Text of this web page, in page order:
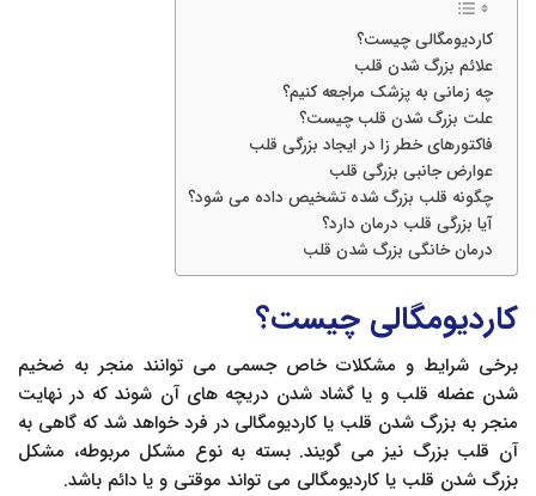
کاردیومگالی چیست؟
علائم بزرگ شدن قلب
چه زمانی به پزشک مراجعه کنیم؟
علت بزرگ شدن قلب چیست؟
فاکتورهای خطر زا در ایجاد بزرگی قلب
عوارض جانبی بزرگی قلب
چگونه قلب بزرگ شده تشخیص داده می شود؟
آیا بزرگی قلب درمان دارد؟
درمان خانگی بزرگ شدن قلب
کاردیومگالی چیست؟
برخی شرایط و مشکلات خاص جسمی می توانند منجر به ضخیم
شدن عضله قلب و یا گشاد شدن دریچه های آن شوند که در نهایت
منجر به بزرگ شدن قلب یا کاردیومگالی در فرد خواهد شد که گاهی به
آن قلب بزرگ نیز می گویند. بسته به نوع مشکل مربوطه، مشکل
بزرگ شدن قلب یا کاردیومگالی می تواند موقتی و یا دائم باشد.